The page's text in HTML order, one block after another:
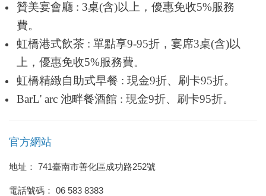
贊美宴會廳 : 3桌(含)以上，優惠免收5%服務
費。
虹橋港式飲茶 : 單點享9-95折，宴席3桌(含)以
上，優惠免收5%服務費。
虹橋精緻自助式早餐 : 現金9折、刷卡95折。
BarL' arc 池畔餐酒館 : 現金9折、刷卡95折。
官方網站
地址 ： 741臺南市善化區成功路252號
電話號碼： 06 583 8383